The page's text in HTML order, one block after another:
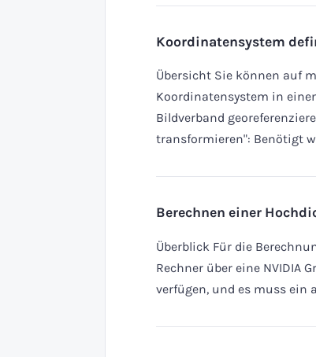
Koordinatensystem
Übersicht Sie können auf
Koordinatensystem in
Bildverband
transformieren": Benötigt
Berechnen einer
Überblick Für die
Rechner über eine NVIDIA
verfügen, und es muss ein